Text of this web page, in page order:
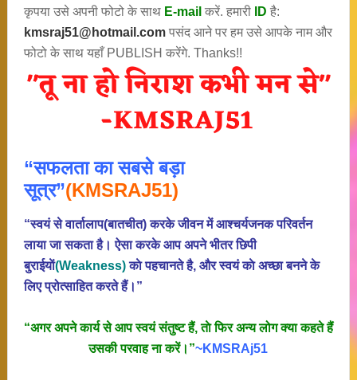
कृपया उसे अपनी फोटो के साथ E-mail करें. हमारी ID है:
kmsraj51@hotmail.com पसंद आने पर हम उसे आपके नाम और
फोटो के साथ यहाँ PUBLISH करेंगे. Thanks!!
“सफलता का सबसे बड़ा
सूत्र”(KMSRAJ51)
“स्वयं से वार्तालाप(बातचीत) करके जीवन में आश्चर्यजनक परिवर्तन
लाया जा सकता है। ऐसा करके आप अपने भीतर छिपी
बुराईयाें(Weakness)काे पहचानते है, और स्वयं काे अच्छा बनने के
लिए प्रोत्साहित करते हैं।”
“अगर अपने कार्य से आप स्वयं संतुष्ट हैं, ताे फिर अन्य लोग क्या कहते हैं
उसकी परवाह ना करें।”~KMSRAj51